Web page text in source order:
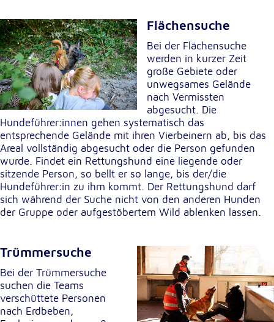
Flächensuche
Bei der Flächensuche
werden in kurzer Zeit
große Gebiete oder
unwegsames Gelände
nach Vermissten
abgesucht. Die
Hundeführer:innen gehen systematisch das
entsprechende Gelände mit ihren Vierbeinern ab, bis das
Areal vollständig abgesucht oder die Person gefunden
wurde. Findet ein Rettungshund eine liegende oder
sitzende Person, so bellt er so lange, bis der/die
Hundeführer:in zu ihm kommt. Der Rettungshund darf
sich während der Suche nicht von den anderen Hunden
der Gruppe oder aufgestöbertem Wild ablenken lassen.
Trümmersuche
Bei der Trümmersuche
suchen die Teams
verschüttete Personen
nach Erdbeben,
Statistik
Statistik Cookies erfassen Informationen anonym.
Diese Informationen helfen uns zu verstehen, wie
unsere Besucher unsere Website nutzen.
Google Analytics
Name:
_ga, _gid, _gac_gb_
Anbieter:
Google LLC
Zweck:
Erhebung von Statistiken zur Website-Nutzung
Cookie Laufzeit:
Google Tag Manager
Anbieter:
Google LLC